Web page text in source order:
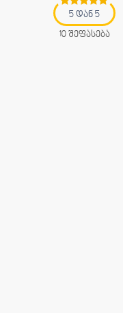
5 დან 5
10 შეფასება